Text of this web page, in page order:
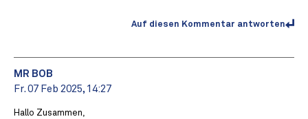
Auf diesen Kommentar antworten
MR BOB ️
Fr. 07 Feb 2025, 14:27
Hallo Zusammen,